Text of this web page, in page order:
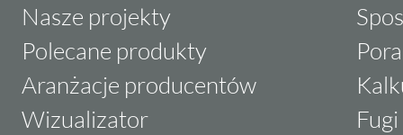
Nasze projekty
Polecane produkty
Aranżacje producentów
Wizualizator